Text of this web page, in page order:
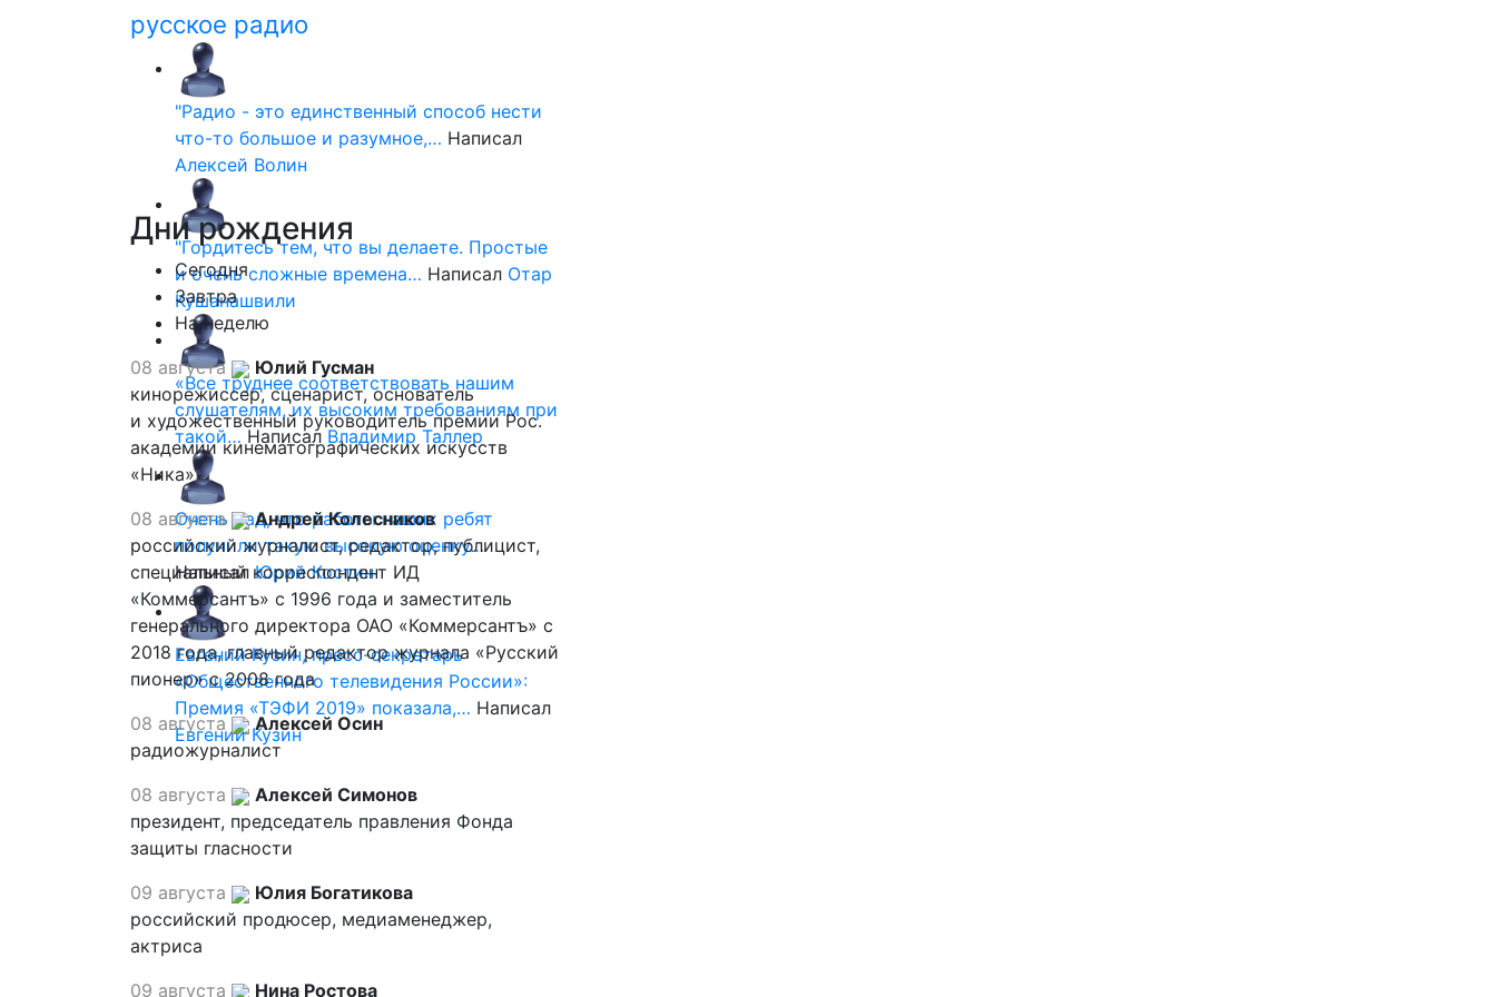
русское радио
"Радио - это единственный способ нести
что-то большое и разумное,… Написал
Алексей Волин
"Гордитесь тем, что вы делаете. Простые
и очень сложные времена… Написал Отар
Кушанашвили
«Все труднее соответствовать нашим
слушателям, их высоким требованиям при
такой… Написал Владимир Таллер
Очень рад, что работы наших ребят
получили такую высокую оценку…
НаписалЮрий Костин
Евгений Кузин, пресс-секретарь
«Общественного телевидения России»:
Премия «ТЭФИ 2019» показала,… Написал
Евгений Кузин
Днирождения
Сегодня
Завтра
На неделю
08 августа
Юлий Гусман
кинорежиссер, сценарист, основатель
и художественный руководитель премии Рос.
академии кинематографических искусств
«Ника»
08 августа
Андрей Колесников
российский журналист, редактор, публицист,
специальный корреспондент ИД
«Коммерсантъ» с 1996 года и заместитель
генерального директора ОАО «Коммерсантъ» с
2018 года, главный редактор журнала «Русский
пионер» с 2008 года
08 августа
Алексей Осин
радиожурналист
08 августа
Алексей Симонов
президент, председатель правления Фонда
защиты гласности
09 августа
Юлия Богатикова
российский продюсер, медиаменеджер,
актриса
09 августа
Нина Ростова